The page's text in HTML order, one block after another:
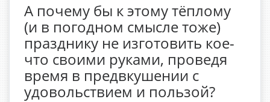
А почему бы к этому тёплому
(и в погодном смысле тоже)
празднику не изготовить кое-
что своими руками, проведя
время в предвкушении с
удовольствием и пользой?